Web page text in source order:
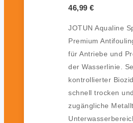
46,99 €
JOTUN Aqualine
Premium
für Antriebe und
der Wasserlinie.
kontrollierter
schnell trocken
zugängliche